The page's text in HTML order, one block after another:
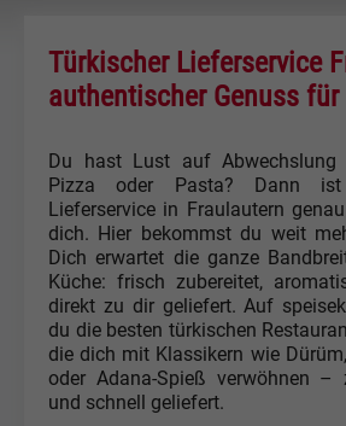
Türkischer Lieferservice
authentischer Genuss
Du hast Lust auf
Pizza oder Pasta? Dann
Lieferservice in Fraulautern
dich. Hier bekommst du weit
Dich erwartet die ganze
Küche: frisch zubereitet,
direkt zu dir geliefert. Auf
du die besten türkischen
die dich mit Klassikern wie
oder Adana-Spieß verwöhnen –
und schnell geliefert.